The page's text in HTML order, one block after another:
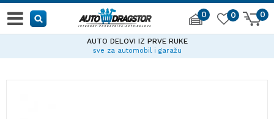
0 0
0
AUTO DELOVI IZ PRVE RUKE
sve za automobil i garažu